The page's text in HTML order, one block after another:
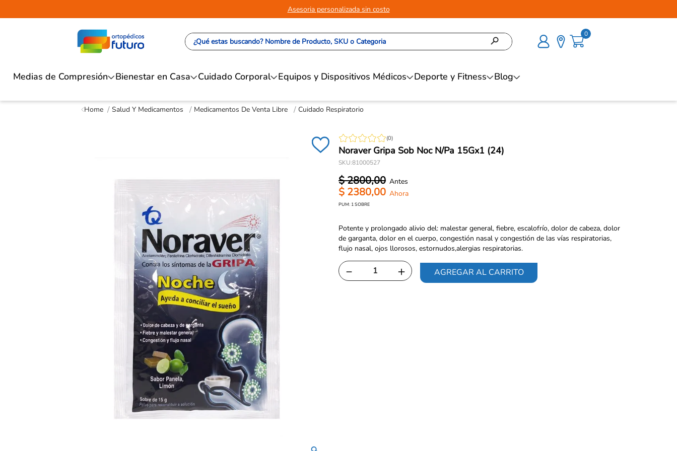
Asesoria personalizada sin costo
¿Qué estas buscando? Nombre de Producto, SKU o Categoria 0
Medias de Compresión Bienestar en Casa Cuidado Corporal Equipos y Dispositivos Médicos Deporte y Fitness Blog
Salud Y Medicamentos Medicamentos De Venta Libre Cuidado Respiratorio
(0)
Noraver Gripa Sob Noc N/Pa 15Gx1 (24)
SKU:81000527
$2800,00
$ 2380,00
PUM: 1SOBRE
Potente y prolongado alivio del: malestar general, fiebre, escalofrío, dolor de cabeza, dolor
de garganta, dolor en el cuerpo, congestión nasal y congestión de las vías respiratorias,
flujo nasal, ojos llorosos, estornudos,alergias respiratorias.
＋
－ AGREGAR AL CARRITO